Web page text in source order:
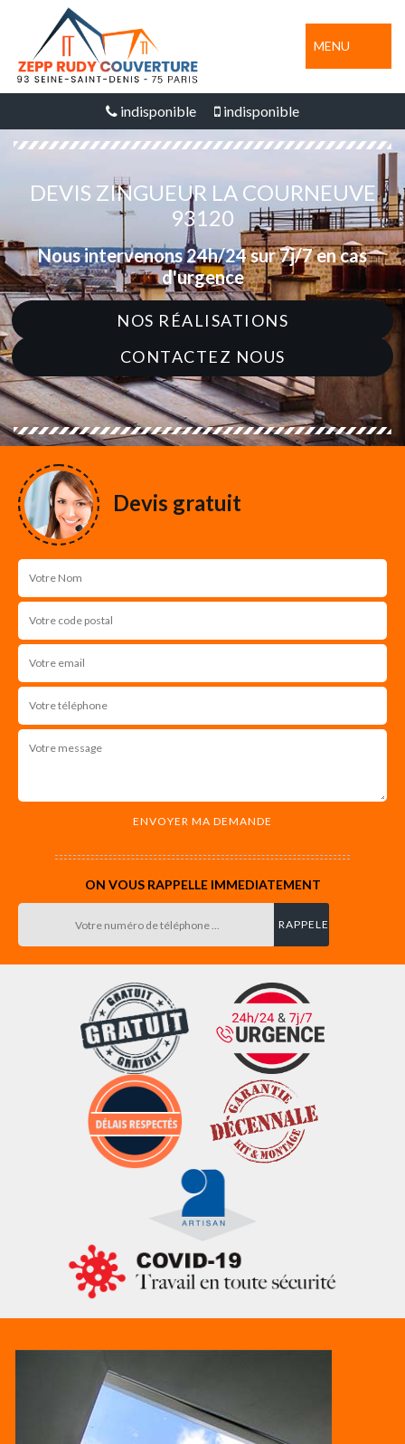
MENU
indisponible indisponible
DEVIS ZINGUEUR LA COURNEUVE
93120
Nous intervenons 24h/24 sur 7j/7 en cas
d'urgence
NOS RÉALISATIONS
CONTACTEZ NOUS
Devis gratuit
ON VOUS RAPPELLE IMMEDIATEMENT